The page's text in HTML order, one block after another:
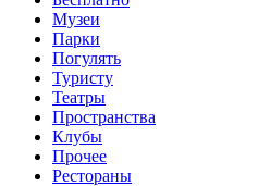
Музеи
Парки
Погулять
Туристу
Театры
Пространства
Клубы
Прочее
Рестораны